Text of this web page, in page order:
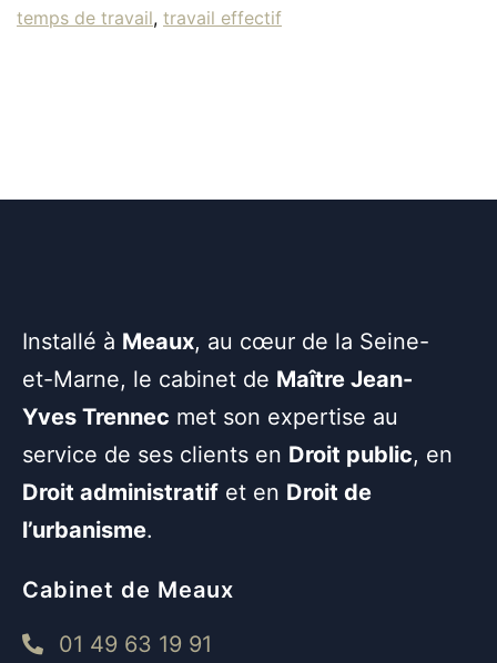
temps de travail, travail effectif
Installé à Meaux, au cœur de la Seine-
et-Marne, le cabinet de Maître Jean-
Yves Trennec met son expertise au
service de ses clients en Droit public, en
Droit administratif et en Droit de
l’urbanisme.
Cabinet de Meaux
01 49 63 19 91